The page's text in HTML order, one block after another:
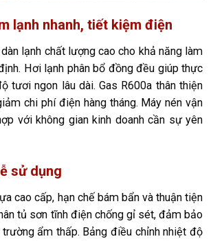
lạnh nhanh, tiết kiệm điện
lạnh chất lượng cao cho khả năng làm
Hơi lạnh phân bổ đồng đều giúp thực
tươi ngon lâu dài. Gas R600a thân thiện
chi phí điện hàng tháng. Máy nén vận
với không gian kinh doanh cần sự yên
sử dụng
cao cấp, hạn chế bám bẩn và thuận tiện
tủ sơn tĩnh điện chống gỉ sét, đảm bảo
ẩm thấp. Bảng điều chỉnh nhiệt độ